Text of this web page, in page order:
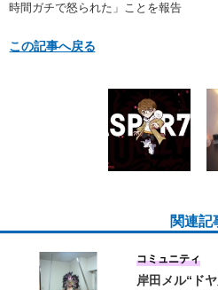
時間ガチで怒られた」ことを報告
この記事へ戻る
関連記
岸田メル“ド
コミュニティ